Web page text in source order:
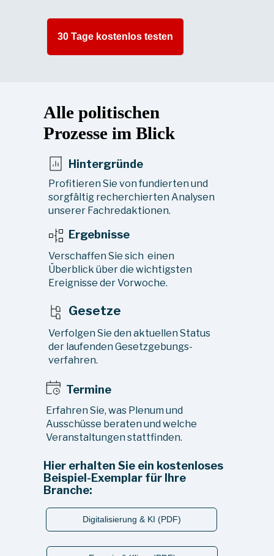
30 Tage kostenlos testen
Alle politischen
Prozesse im Blick
Profitieren Sie von fundierten und
sorgfältig recherchierten Analysen
unserer Fachredaktionen.
Hintergründe
Verschaffen Sie sich einen
Überblick über die wichtigsten
Ereignisse der Vorwoche.
Verfolgen Sie den aktuellen Status
der laufenden Gesetzgebungs-
verfahren.
Erfahren Sie, was Plenum und
Ausschüsse beraten und welche
Veranstaltungen stattfinden.
Gesetze
Termine
Ergebnisse
Digitalisierung & KI (PDF)
Hier erhalten Sie ein kostenloses
Beispiel-Exemplar für Ihre
Branche: